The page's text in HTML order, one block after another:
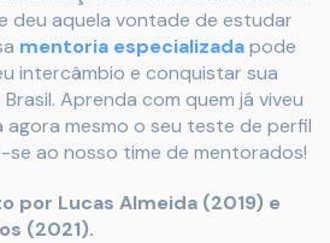
deu aquela vontade de estudar
mentoria especializadapode
intercâmbio e conquistar sua
Aprenda com quem já viveu
agora mesmo o seu teste de perfil
se ao nosso time de mentorados!
por Lucas Almeida (2019) e
(2021).